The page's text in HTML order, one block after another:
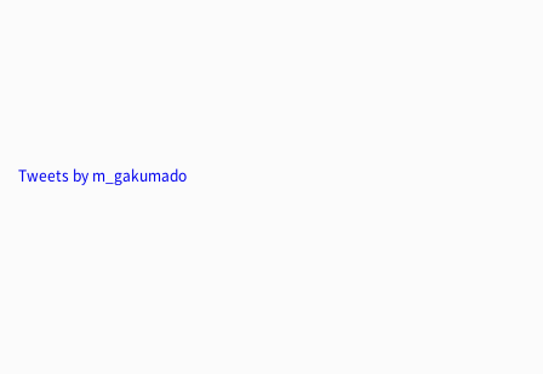
Tweets by m_gakumado